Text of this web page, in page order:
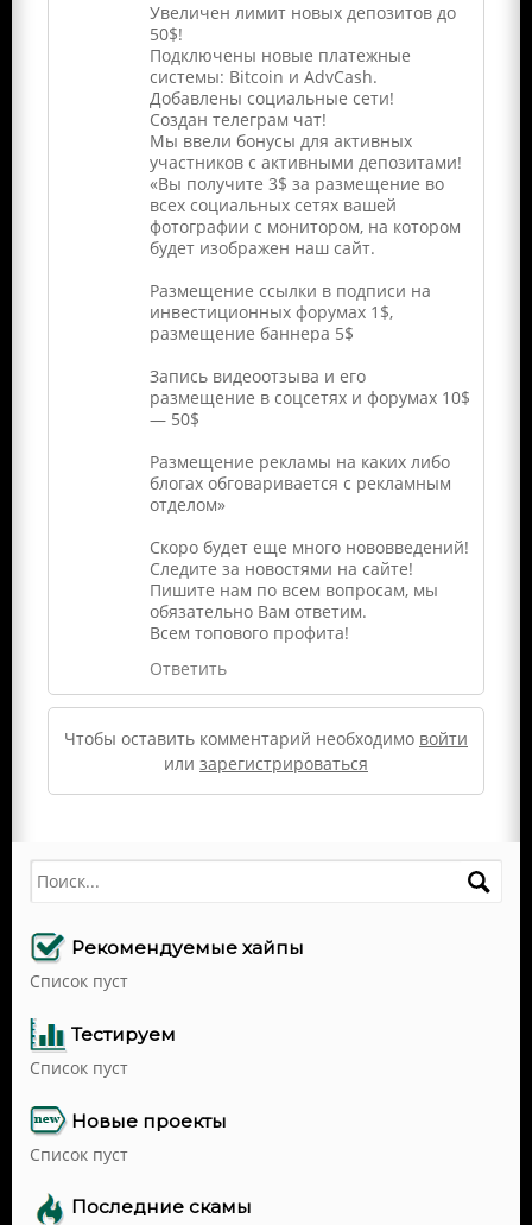
Увеличен лимит новых депозитов до
50$!
Подключены новые платежные
системы: Bitcoin и AdvCash.
Добавлены социальные сети!
Создан телеграм чат!
Мы ввели бонусы для активных
участников с активными депозитами!
«Вы получите 3$ за размещение во
всех социальных сетях вашей
фотографии с монитором, на котором
будет изображен наш сайт.
Размещение ссылки в подписи на
инвестиционных форумах 1$,
размещение баннера 5$
Запись видеоотзыва и его
размещение в соцсетях и форумах 10$
— 50$
Размещение рекламы на каких либо
блогах обговаривается с рекламным
отделом»
Скоро будет еще много нововведений!
Следите за новостями на сайте!
Пишите нам по всем вопросам, мы
обязательно Вам ответим.
Всем топового профита!
Ответить
Чтобы оставить комментарий необходимо войти
или зарегистрироваться
Поиск
Рекомендуемые хайпы
Список пуст
Тестируем
Список пуст
Новые проекты
Список пуст
Последние скамы